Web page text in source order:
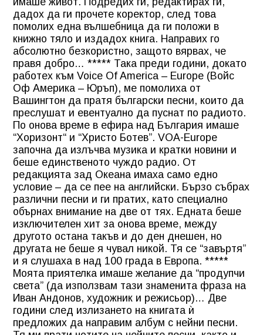
дадох да ги прочете коректор, след това
помолих една вълшебница да ги положи в
книжно тяло и издадох книга. Направих го
абсолютно безкористно, защото вярвах, че
правя добро… ***** Така преди години, докато
работех към Voice Of America – Europe (Войс
Оф Америка – Юръп), ме помолиха от
Вашингтон да пратя български песни, които да
преслушат и евентуално да пуснат по радиото.
По онова време в ефира над България имаше
“Хоризонт“ и “Христо Ботев”. VOA-Europe
започна да излъчва музика и кратки новини и
беше единственото чуждо радио. От
редакцията зад Океана имаха само едно
условие – да се пее на английски. Бързо събрах
различни песни и ги пратих, като специално
обърнах внимание на две от тях. Едната беше
изключителен хит за онова време, между
другото остана такъв и до ден днешен, но
другата не беше я чувал никой. Тя се “завъртя”
и я слушаха в над 100 града в Европа. *****
Моята приятелка имаше желание да “продупчи
света” (да използвам тази знаменита фраза на
Иван Андонов, художник и режисьор)… Две
години след излизането на книгата ѝ
предложих да направим албум с нейни песни.